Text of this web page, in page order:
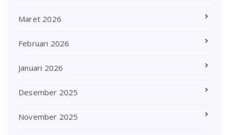
Maret 2026
Februari 2026
Januari 2026
Desember 2025
November 2025